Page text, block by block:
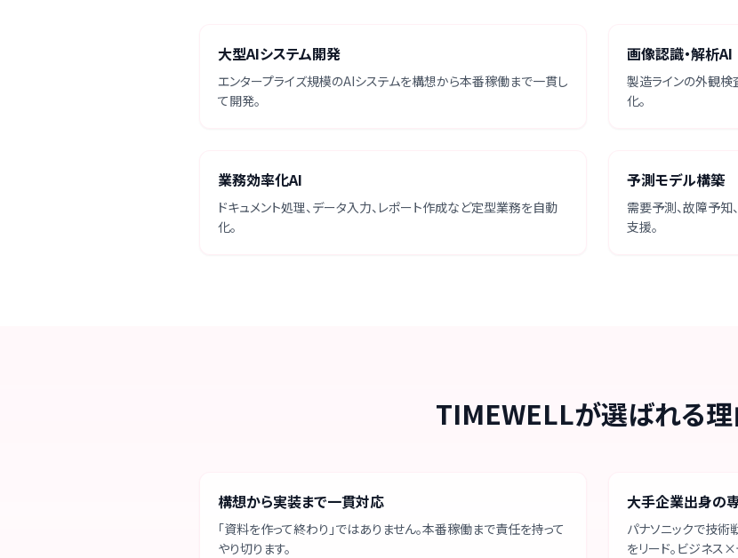
大型AIシステム開発
エンタープライズ規模のAIシステムを構想から本番稼働まで一貫し
て開発。
画像認識・解析AI
製造ラインの外観検
化。
業務効率化AI
ドキュメント処理、データ入力、レポート作成など定型業務を自動
化。
予測モデル構築
需要予測、故障予知
支援。
TIMEWELLが選ばれる理
構想から実装まで一貫対応
「資料を作って終わり」ではありません。本番稼働まで責任を持って
やり切ります。
大手企業出身の
パナソニックで技術
をリード。ビジネス